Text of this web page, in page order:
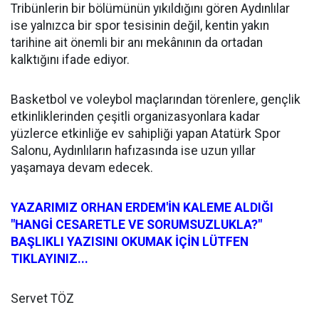
Tribünlerin bir bölümünün yıkıldığını gören Aydınlılar
ise yalnızca bir spor tesisinin değil, kentin yakın
tarihine ait önemli bir anı mekânının da ortadan
kalktığını ifade ediyor.
Basketbol ve voleybol maçlarından törenlere, gençlik
etkinliklerinden çeşitli organizasyonlara kadar
yüzlerce etkinliğe ev sahipliği yapan Atatürk Spor
Salonu, Aydınlıların hafızasında ise uzun yıllar
yaşamaya devam edecek.
YAZARIMIZ ORHAN ERDEM'İN KALEME ALDIĞI
"HANGİ CESARETLE VE SORUMSUZLUKLA?"
BAŞLIKLI YAZISINI OKUMAK İÇİN LÜTFEN
TIKLAYINIZ...
Servet TÖZ